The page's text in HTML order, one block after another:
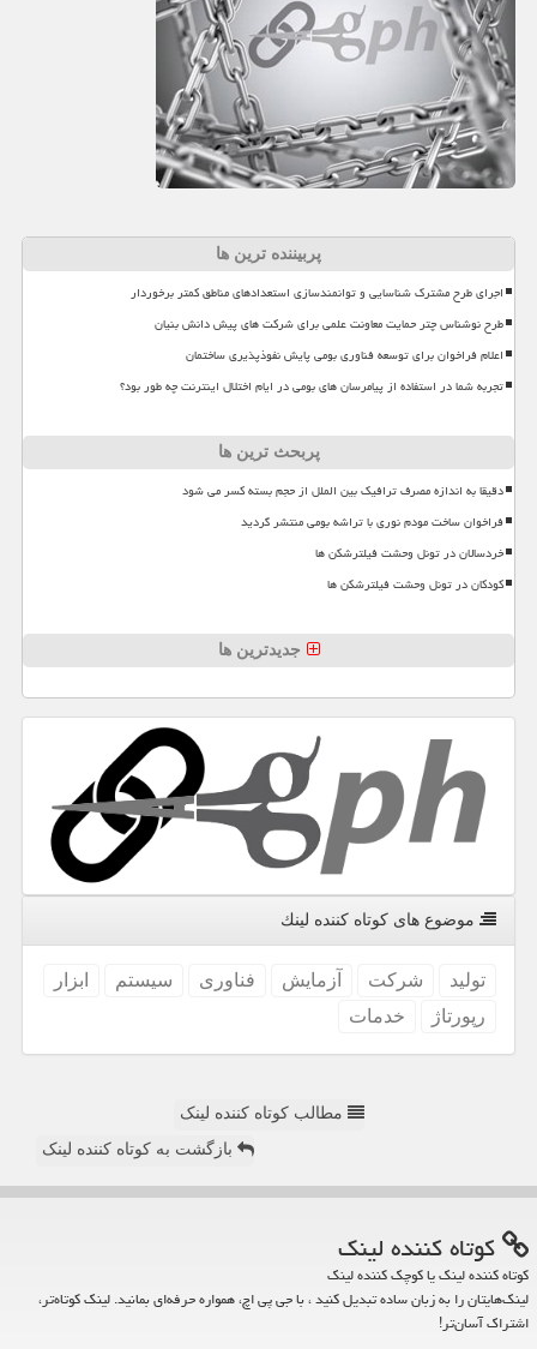
پربیننده ترین ها
اجرای طرح مشترک شناسایی و توانمندسازی استعدادهای مناطق کمتر برخوردار
طرح نوشناس چتر حمایت معاونت علمی برای شرکت های پیش دانش بنیان
اعلام فراخوان برای توسعه فناوری بومی پایش نفوذپذیری ساختمان
تجربه شما در استفاده از پیامرسان های بومی در ایام اختلال اینترنت چه طور بود؟
پربحث ترین ها
دقیقا به اندازه مصرف ترافیک بین الملل از حجم بسته کسر می شود
فراخوان ساخت مودم نوری با تراشه بومی منتشر گردید
خردسالان در تونل وحشت فیلترشکن ها
کودکان در تونل وحشت فیلترشکن ها
جدیدترین ها
موضوع های كوتاه كننده لینك
تولید شركت آزمایش فناوری سیستم
ابزار
رپورتاژ
خدمات
مطالب کوتاه کننده لینک
بازگشت به کوتاه کننده لینک
كوتاه كننده لینك
کوتاه کننده لینک یا کوچک کننده لینک
لینک‌هایتان را به زبان ساده تبدیل کنید ، با جی پی اچ، همواره حرفه‌ای بمانید. لینک کوتاه‌تر،
اشتراک آسان‌تر!